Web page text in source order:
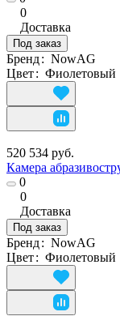
0
Доставка
Под заказ
Бренд: NowAG
Цвет: Фиолетовый
520 534 руб.
Камера
0
0
Доставка
Под заказ
Бренд: NowAG
Цвет: Фиолетовый